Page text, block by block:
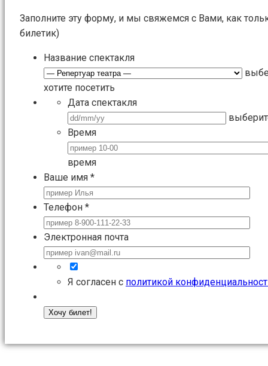
Заполните эту форму, и мы свяжемся с Вами, как
билетик)
Название спектакля
хотите посетить
Дата спектакля
Время
время
Ваше имя *
Телефон *
Электронная почта
Я согласен с политикой